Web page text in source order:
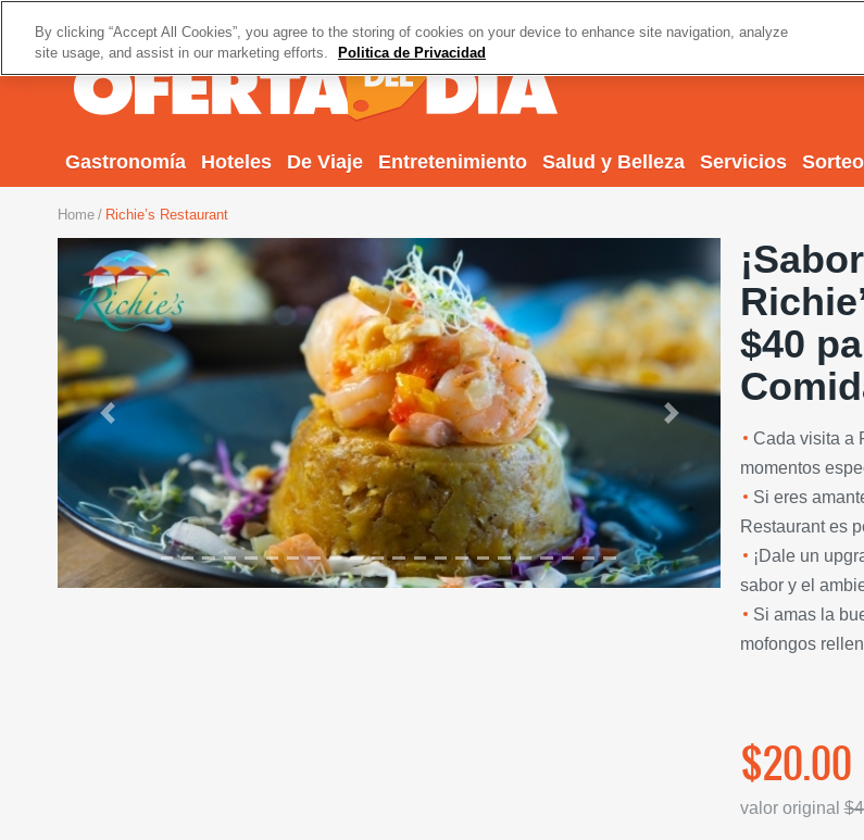
Gastronomía Hoteles De Viaje Entretenimiento Salud y Belleza Servicios
Home Richie’s Restaurant
Previous Next
$40
Cada visita a
momentos
Si eres
Restaurant es
¡Dale un
sabor y el
Si amas la
mofongos
$20.00
valor original
By clicking “Accept All Cookies”, you agree to the storing of cookies on your device to enhance site navigation, analyze
site usage, and assist in our marketing efforts.
Politica de Privacidad